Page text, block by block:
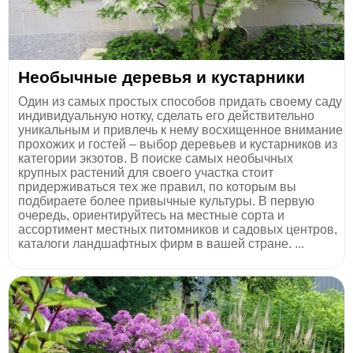
Необычные деревья и кустарники
Один из самых простых способов придать своему саду
индивидуальную нотку, сделать его действительно
уникальным и привлечь к нему восхищенное внимание
прохожих и гостей – выбор деревьев и кустарников из
категории экзотов. В поиске самых необычных
крупных растений для своего участка стоит
придерживаться тех же правил, по которым вы
подбираете более привычные культуры. В первую
очередь, ориентируйтесь на местные сорта и
ассортимент местных питомников и садовых центров,
каталоги ландшафтных фирм в вашей стране. ...